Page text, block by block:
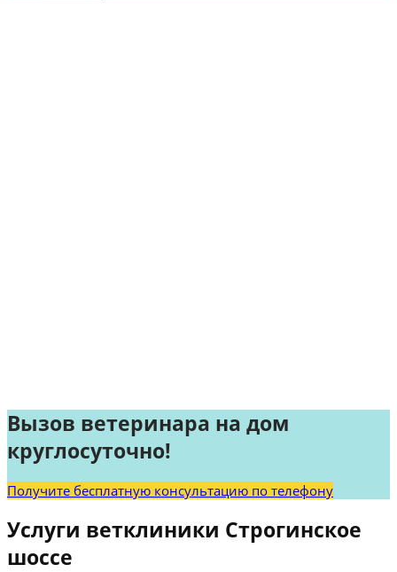
Вызов ветеринара на дом
круглосуточно!
Получите бесплатную консультацию по телефону
Услуги ветклиники Строгинское
шоссе